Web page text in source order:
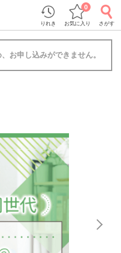
りれき お気に入り
0
さがす
お申し込みができません。